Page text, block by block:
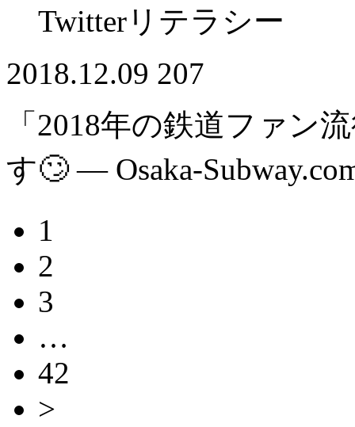
Twitterリテラシー
2018.12.09 207
「2018年の鉄道ファン
す🙄 — Osaka-
1
2
3
…
42
>